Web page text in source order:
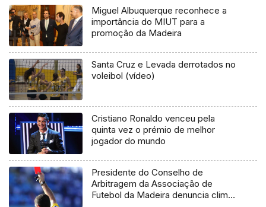
Miguel Albuquerque reconhece a
importância do MIUT para a
promoção da Madeira
Santa Cruz e Levada derrotados no
voleibol (vídeo)
Cristiano Ronaldo venceu pela
quinta vez o prémio de melhor
jogador do mundo
Presidente do Conselho de
Arbitragem da Associação de
Futebol da Madeira denuncia clima